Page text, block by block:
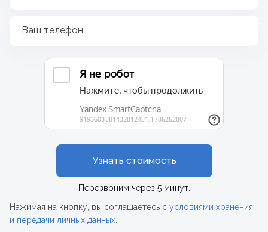
Ваш телефон
Узнать стоимость
Перезвоним через 5 минут.
Нажимая на кнопку, вы соглашаетесь с условиями хранения
и передачи личных данных